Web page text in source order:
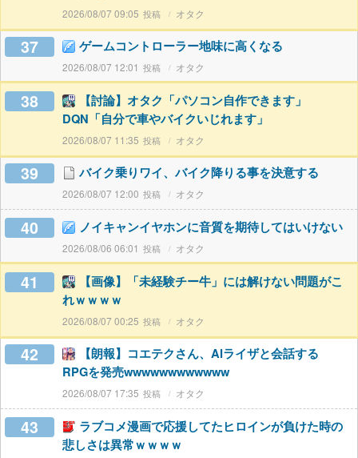
2026/08/07 09:05 オタク
37 ゲームコントローラー地味に高くなる
2026/08/07 12:01 オタク
38
【討論】オタク「パソコン自作できます」
DQN「自分で車やバイクいじれます」
2026/08/07 11:35 オタク
39 バイク乗りワイ、バイク降りる事を決意する
2026/08/07 12:00 オタク
40 ノイキャンイヤホンに音質を期待してはいけない
2026/08/06 06:01 オタク
41
【画像】「未経験チー牛」には解けない問題がこ
れｗｗｗｗ
2026/08/07 00:25 オタク
42
【朗報】コエテクさん、AIライザと会話する
RPGを発売wwwwwwwwwwww
2026/08/07 17:35 オタク
43
ラブコメ漫画で応援してたヒロインが負けた時の
悲しさは異常ｗｗｗｗ